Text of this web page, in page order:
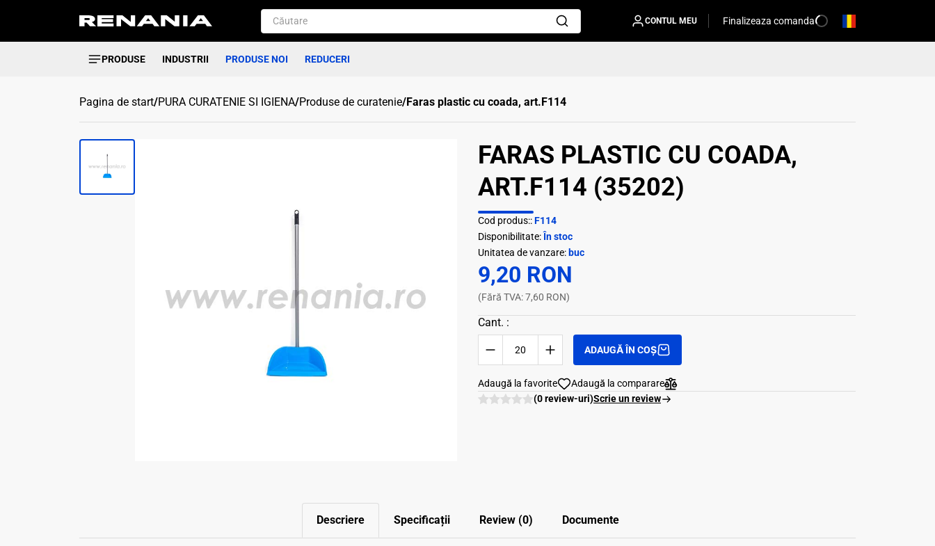
CONTUL MEU Finalizeaza comanda
PRODUSE INDUSTRII PRODUSE NOI REDUCERI
Pagina de start/PURA CURATENIE SI IGIENA/Produse de curatenie/Faras plastic cu coada, art.F114
FARAS PLASTIC CU COADA,
ART.F114 (35202)
Cod produs::F114
Disponibilitate: În stoc
Unitatea de vanzare: buc
9,20 RON
(Fără TVA: 7,60 RON)
Cant. :
ADAUGĂ ÎN COȘ
Adaugă la favorite
Adaugă la comparare
(0 review-uri)Scrie un review
Descriere Specificații Review (0) Documente